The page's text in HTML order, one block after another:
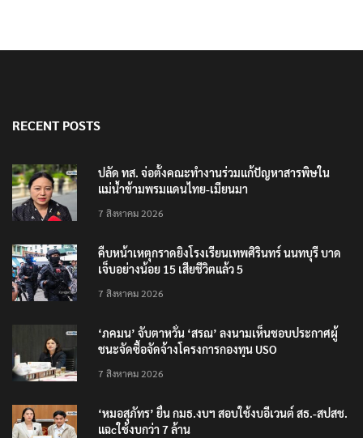
RECENT POSTS
ปลัด ทส. จ่อตั้งคณะทำงานร่วมแก้ปัญหาสารพิษใน
แม่น้ำข้ามพรมแดนไทย-เมียนมา
7 สิงหาคม 2026
คืบหน้าเหตุกราดยิงโรงเรียนเทพศิรินทร์ นนทบุรี บาด
เจ็บอย่างน้อย 15 เสียชีวิตแล้ว 5
7 สิงหาคม 2026
‘ภคมน’ จับตาหวั่น ‘สรณ’ ลงนามเห็นชอบประกาศผู้
ชนะจัดซื้อจัดจ้างโครงการกองทุน USO
7 สิงหาคม 2026
‘หมอสุภัทร’ ยื่น กมธ.งบฯ สอบใช้งบอีเวนต์ สธ.-สปสช.
แฉcใช้งบกว่า 7 ล้าน